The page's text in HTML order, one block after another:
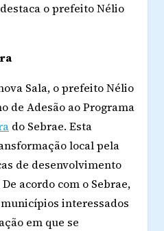
o prefeito Nélio
Sala, o prefeito Nélio
de Adesão ao Programa
do Sebrae. Esta
local pela
de desenvolvimento
acordo com o Sebrae,
interessados
em que se